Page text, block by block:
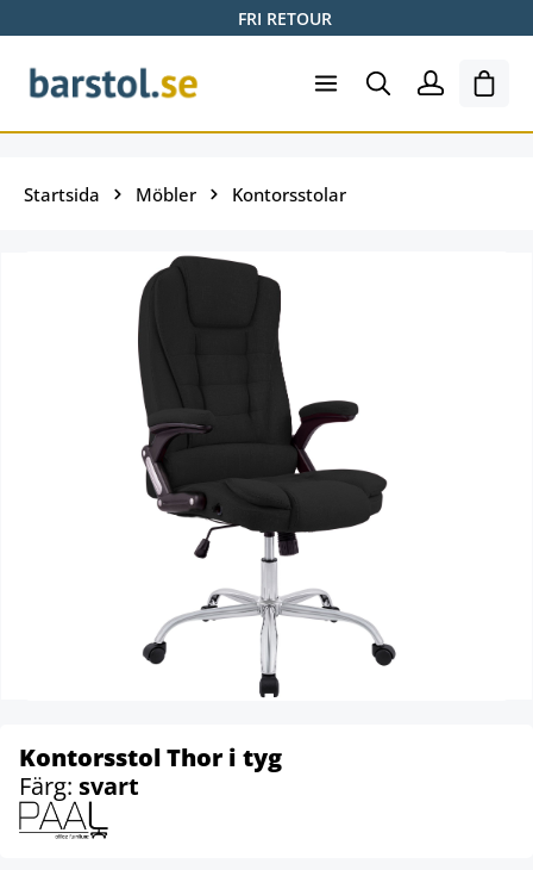
FRI RETOUR
Startsida Möbler Kontorsstolar
Kontorsstol Thor i tyg
Färg: svart